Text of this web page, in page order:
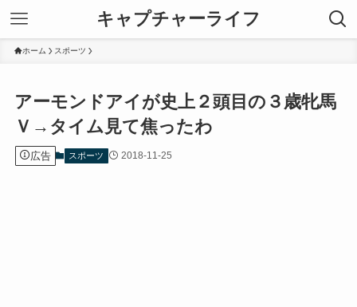
キャプチャーライフ
ホーム スポーツ
アーモンドアイが史上２頭目の３歳牝馬
Ｖ→タイム見て焦ったわ
広告 スポーツ 2018-11-25